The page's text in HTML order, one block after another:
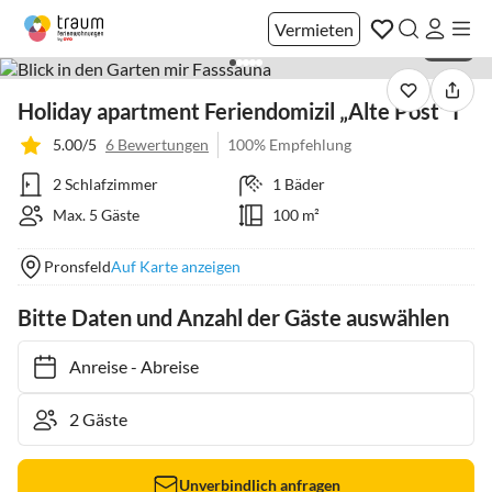
Vermieten
Holiday apartment Feriendomizil „Alte Post“ I
5.00/5 6 Bewertungen 100% Empfehlung
2 Schlafzimmer
1 Bäder
Max. 5 Gäste
100 m²
PronsfeldAuf Karte anzeigen
Bitte Daten und Anzahl der Gäste auswählen
Anreise- Abreise
Unverbindlich anfragen